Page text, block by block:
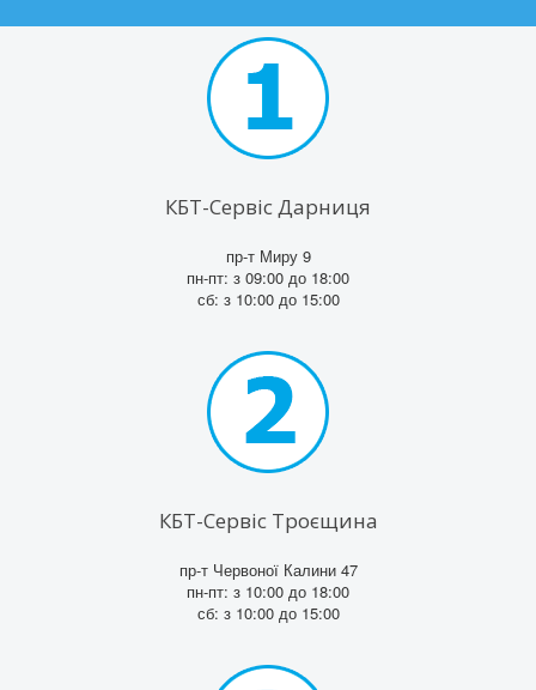
КБТ-Сервіс Дарниця
пр-т Миру 9
пн-пт: з 09:00 до 18:00
сб: з 10:00 до 15:00
КБТ-Сервіс Троєщина
пр-т Червоної Калини 47
пн-пт: з 10:00 до 18:00
сб: з 10:00 до 15:00